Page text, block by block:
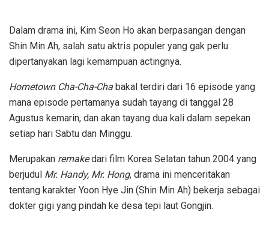
Dalam drama ini, Kim Seon Ho akan berpasangan dengan
Shin Min Ah, salah satu aktris populer yang gak perlu
dipertanyakan lagi kemampuan actingnya.
Hometown Cha-Cha-Cha bakal terdiri dari 16 episode yang
mana episode pertamanya sudah tayang di tanggal 28
Agustus kemarin, dan akan tayang dua kali dalam sepekan
setiap hari Sabtu dan Minggu.
Merupakan remakedari film Korea Selatan tahun 2004 yang
berjudul Mr. Handy, Mr. Hong, drama ini menceritakan
tentang karakter Yoon Hye Jin (Shin Min Ah) bekerja sebagai
dokter gigi yang pindah ke desa tepi laut Gongjin.